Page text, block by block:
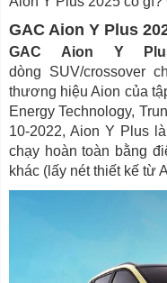
GAC Aion Y Plus
GAC Aion Y
dòng SUV/crossover
thương hiệu Aion của
Energy Technology,
10-2022, Aion Y Plus
chạy hoàn toàn bằng
khác (lấy nét thiết kế từ